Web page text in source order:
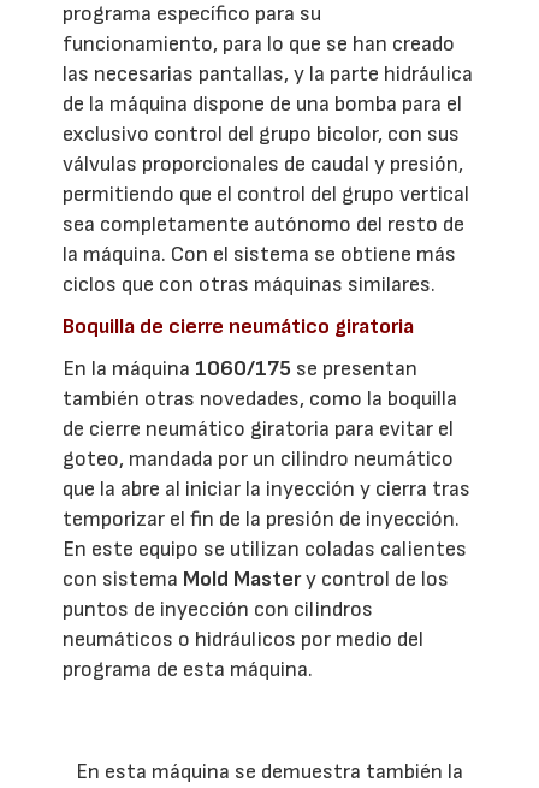
programa específico para su
funcionamiento, para lo que se han creado
las necesarias pantallas, y la parte hidráulica
de la máquina dispone de una bomba para el
exclusivo control del grupo bicolor, con sus
válvulas proporcionales de caudal y presión,
permitiendo que el control del grupo vertical
sea completamente autónomo del resto de
la máquina. Con el sistema se obtiene más
ciclos que con otras máquinas similares.
Boquilla de cierre neumático giratoria
En la máquina 1060/175 se presentan
también otras novedades, como la boquilla
de cierre neumático giratoria para evitar el
goteo, mandada por un cilindro neumático
que la abre al iniciar la inyección y cierra tras
temporizar el fin de la presión de inyección.
En este equipo se utilizan coladas calientes
con sistema Mold Mastery control de los
puntos de inyección con cilindros
neumáticos o hidráulicos por medio del
programa de esta máquina.
En esta máquina se demuestra también la